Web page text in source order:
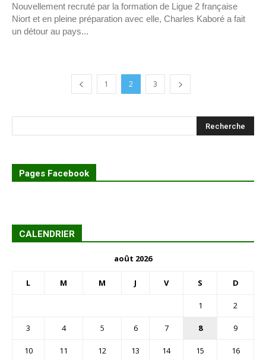
Nouvellement recruté par la formation de Ligue 2 française
Niort et en pleine préparation avec elle, Charles Kaboré a fait
un détour au pays...
1 2 3
Pages Facebook
CALENDRIER
août 2026
L M M J V S D
1 2
3 4 5 6 7 8 9
10 11 12 13 14 15 16